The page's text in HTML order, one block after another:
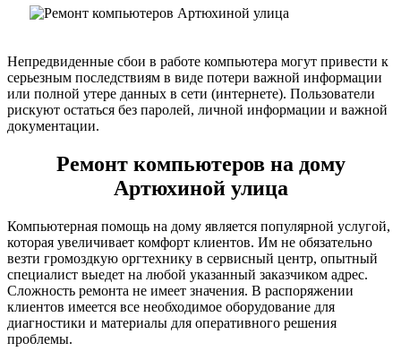
Непредвиденные сбои в работе компьютера могут привести к
серьезным последствиям в виде потери важной информации
или полной утере данных в сети (интернете). Пользователи
рискуют остаться без паролей, личной информации и важной
документации.
Ремонт компьютеров на дому
Артюхиной улица
Компьютерная помощь на дому является популярной услугой,
которая увеличивает комфорт клиентов. Им не обязательно
везти громоздкую оргтехнику в сервисный центр, опытный
специалист выедет на любой указанный заказчиком адрес.
Сложность ремонта не имеет значения. В распоряжении
клиентов имеется все необходимое оборудование для
диагностики и материалы для оперативного решения
проблемы.